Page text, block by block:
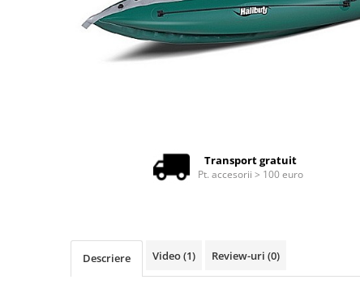
Produse cu reducere
Șosete, mănuși, căciuli neopren
Transport gratuit
Pt. accesorii > 100 euro
Descriere Video(1) Review-uri (0)